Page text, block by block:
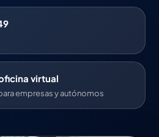
virtual
empresas y autónomos